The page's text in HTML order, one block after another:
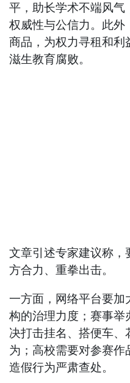
平，助长学术不端风气
权威性与公信力。此
商品，为权力寻租和利
滋生教育腐败。
文章引述专家建议称，
方合力、重拳出击。
一方面，网络平台要
构的治理力度；赛事举
决打击挂名、搭便车
为；高校需要对参赛
造假行为严肃查处。